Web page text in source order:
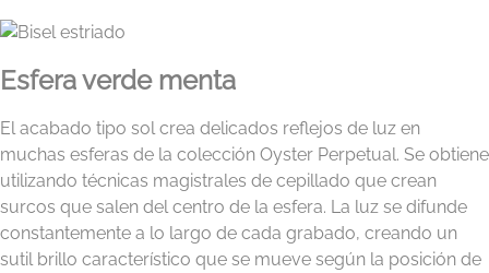
Esfera verde menta
El acabado tipo sol crea delicados reflejos de luz en
muchas esferas de la colección Oyster Perpetual. Se obtiene
utilizando técnicas magistrales de cepillado que crean
surcos que salen del centro de la esfera. La luz se difunde
constantemente a lo largo de cada grabado, creando un
sutil brillo característico que se mueve según la posición de